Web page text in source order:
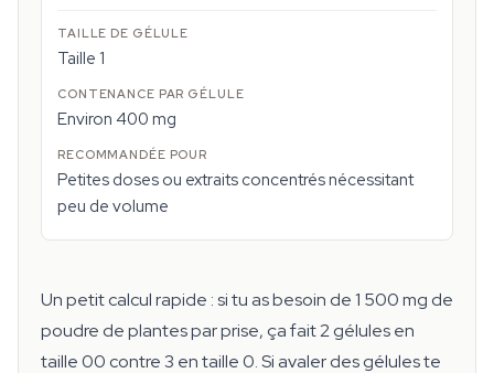
Taille 1
Environ 400 mg
Petites doses ou extraits concentrés nécessitant
peu de volume
Un petit calcul rapide : si tu as besoin de 1 500 mg de
poudre de plantes par prise, ça fait 2 gélules en
taille 00 contre 3 en taille 0. Si avaler des gélules te